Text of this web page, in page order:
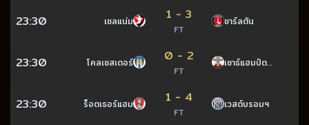
23:30 เชลแน่ม 1 - 3
FT
ชาร์ลตัน
23:30 โคลเชสเตอร์ 0 - 2
FT
เซาธ์แฮมป์ต…
23:30 ร็อตเธอร์แฮม 1 - 4
FT
เวสต์บรอมฯ